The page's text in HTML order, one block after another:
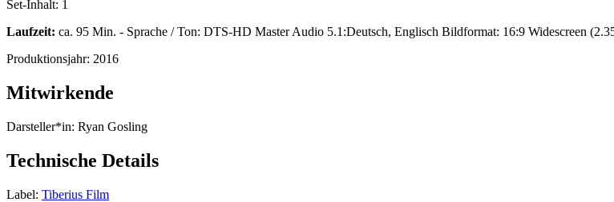
Set-Inhalt: 1
Laufzeit: ca. 95 Min. - Sprache / Ton: DTS-HD Master Audio 5.1:Deutsch, Englisch Bildformat: 16:9 Widescreen
Produktionsjahr: 2016
Mitwirkende
Darsteller*in: Ryan Gosling
Technische Details
Label: Tiberius Film